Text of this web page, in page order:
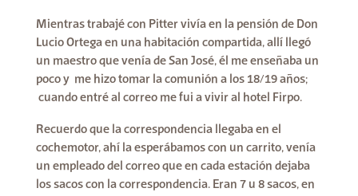
Mientras trabajé con Pitter vivía en la pensión de Don
Lucio Ortega en una habitación compartida, allí llegó
un maestro que venía de San José, él me enseñaba un
poco y me hizo tomar la comunión a los 18/19 años;
cuando entré al correo me fui a vivir al hotel Firpo.
Recuerdo que la correspondencia llegaba en el
cochemotor, ahí la esperábamos con un carrito, venía
un empleado del correo que en cada estación dejaba
los sacos con la correspondencia. Eran 7 u 8 sacos, en